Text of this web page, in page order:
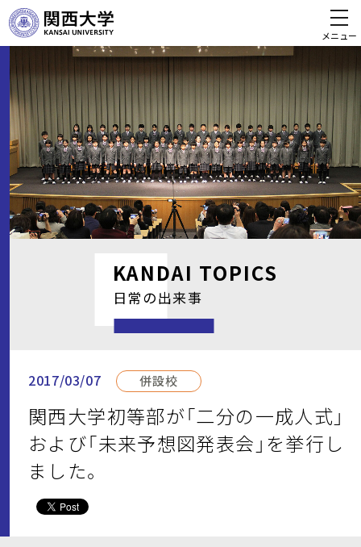
メニュー
KANDAI TOPICS
日常の出来事
2017/03/07 併設校
関西大学初等部が「二分の一成人式」
および「未来予想図発表会」を挙行し
ました。